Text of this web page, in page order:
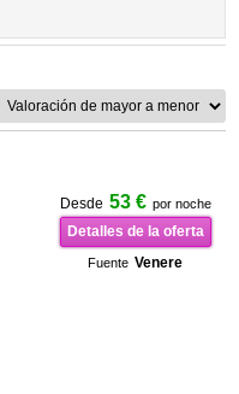
Desde 53 € por noche
Detalles de la oferta
Fuente Venere